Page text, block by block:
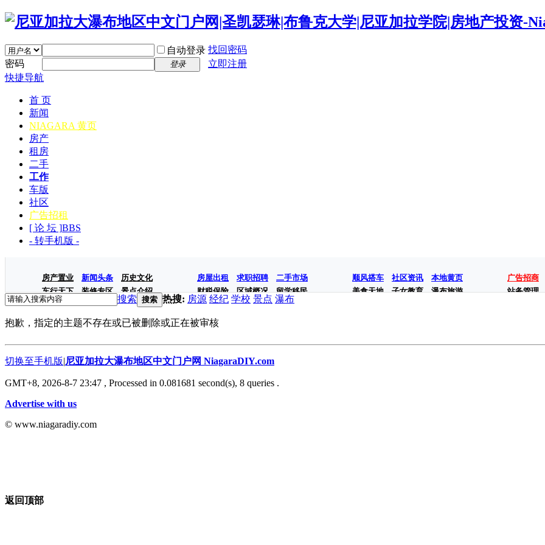
自动登录 找回密码
密码
登录
立即注册
快捷导航
首 页
新闻
NIAGARA 黄页
房产
租房
二手
工作
车版
社区
广告招租
[ 论 坛 ]BBS
- 转手机版 -
房产置业 新闻头条
历史文化
车行天下
装修专区 景点介绍
房屋出租 求职招聘
二手市场
财税保险
区域概况 留学移民
顺风搭车 社区资讯
本地黄页
美食天地
子女教育 瀑布旅游
广告招商
站务管理
搜索 搜索 热搜: 房源 经纪 学校 景点 瀑布
抱歉，指定的主题不存在或已被删除或正在被审核
切换至手机版|尼亚加拉大瀑布地区中文门户网 NiagaraDIY.com
GMT+8, 2026-8-7 23:47 , Processed in 0.081681 second(s), 8 queries .
Advertise with us
© www.niagaradiy.com
返回顶部